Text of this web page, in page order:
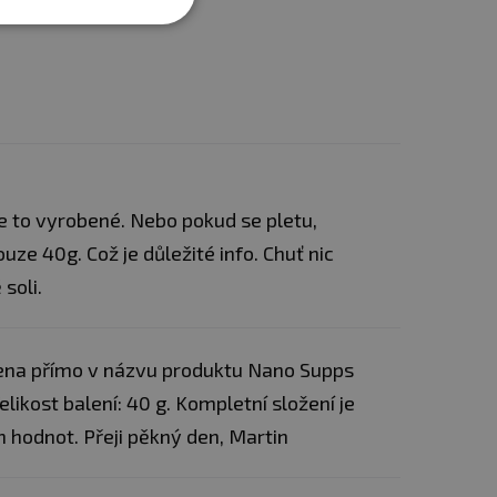
to vyrobené. Nebo pokud se pletu,
40g. Což je důležité info. Chuť nic
soli.
přímo v názvu produktu Nano Supps
balení: 40 g. Kompletní složení je
Přeji pěkný den, Martin